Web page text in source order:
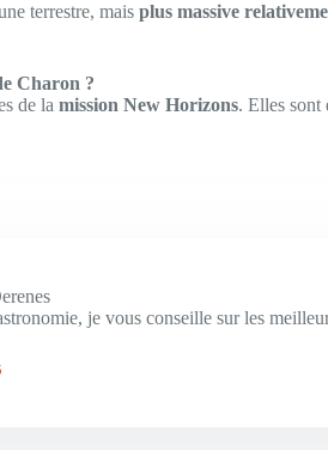
terrestre, mais plus massive
Charon ?
de la mission New Horizons. Elles sont
je vous conseille sur les